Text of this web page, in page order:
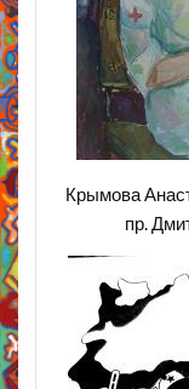
Крымова
пр.